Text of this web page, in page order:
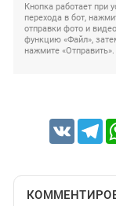
Кнопка работает при
перехода в бот,
отправки фото и
функцию «Файл»,
нажмите «Отправить».
VK